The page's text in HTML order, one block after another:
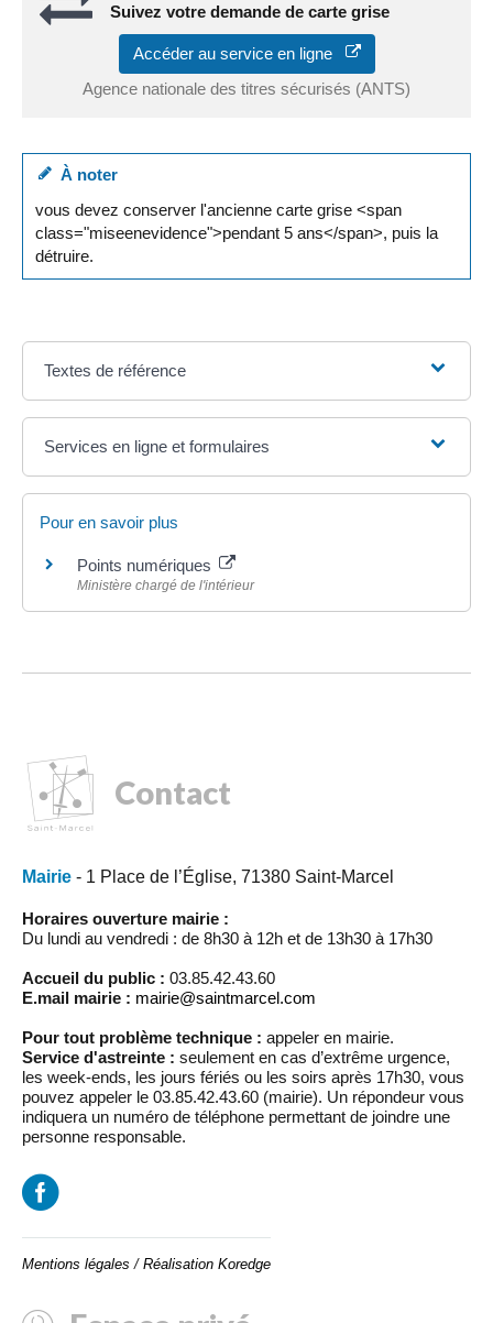
Suivez votre demande de carte grise
Accéder au service en ligne
Agence nationale des titres sécurisés (ANTS)
À noter
vous devez conserver l'ancienne carte grise <span
class="miseenevidence">pendant 5 ans</span>, puis la
détruire.
Textes de référence
Services en ligne et formulaires
Pour en savoir plus
Points numériques
Ministère chargé de l'intérieur
Contact
Mairie - 1 Place de l’Église, 71380 Saint-Marcel
Horaires ouverture mairie :
Du lundi au vendredi : de 8h30 à 12h et de 13h30 à 17h30
Accueil du public : 03.85.42.43.60
E.mail mairie : mairie@saintmarcel.com
Pour tout problème technique : appeler en mairie.
Service d'astreinte : seulement en cas d’extrême urgence,
les week-ends, les jours fériés ou les soirs après 17h30, vous
pouvez appeler le 03.85.42.43.60 (mairie). Un répondeur vous
indiquera un numéro de téléphone permettant de joindre une
personne responsable.
Mentions légales / Réalisation Koredge